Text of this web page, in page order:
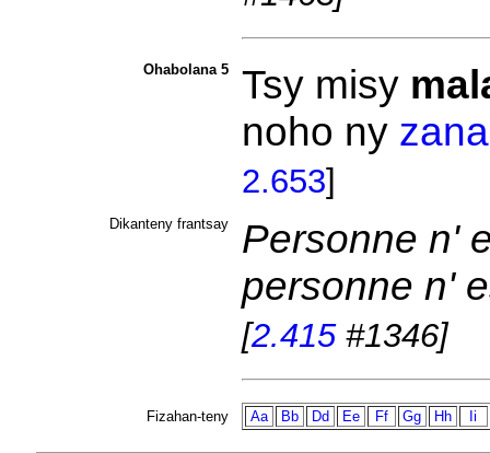
Ohabolana 5 Tsy misy
noho ny
2.653]
Dikanteny frantsay
Personne n'
personne n'
[2.415#1346]
Fizahan-teny Aa Bb Dd Ee Ff Gg Hh Ii